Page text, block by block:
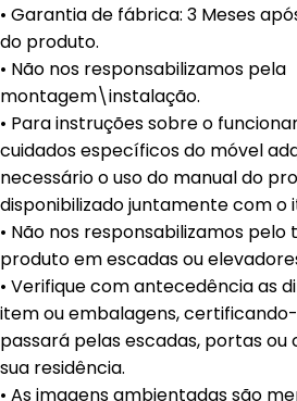
• Garantia de fábrica: 3 Meses
do produto.
• Não nos responsabilizamos pela
montagem\instalação.
• Para instruções sobre o
cuidados específicos do móvel
necessário o uso do manual do
disponibilizado juntamente com o
• Não nos responsabilizamos
produto em escadas ou
• Verifique com antecedência as
item ou embalagens,
passará pelas escadas, portas ou
sua residência.
• As imagens ambientadas são